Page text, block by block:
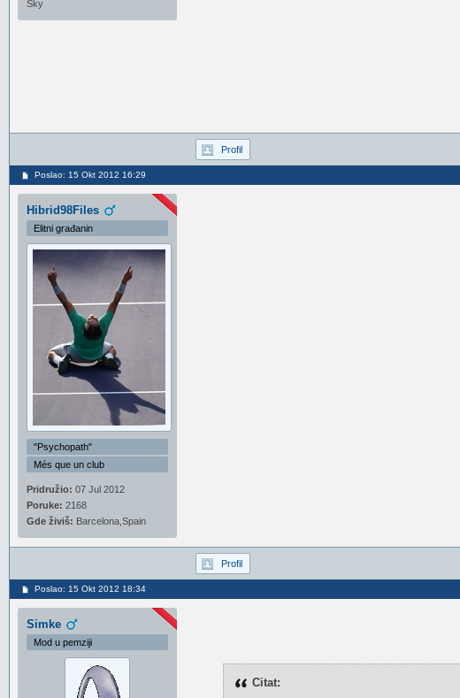
Sky
Profil
Poslao: 15 Okt 2012 16:29
Hibrid98Files
Elitni građanin
"Psychopath"
Més que un club
Pridružio: 07 Jul 2012
Poruke: 2168
Gde živiš: Barcelona,Spain
Profil
Poslao: 15 Okt 2012 18:34
Simke
Mod u pemziji
Citat: